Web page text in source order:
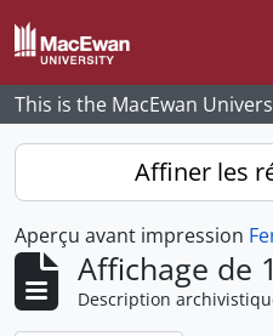
Skip to main content
This is the MacEwan
Affiner les
Aperçu avant impression
Affichage de
Description